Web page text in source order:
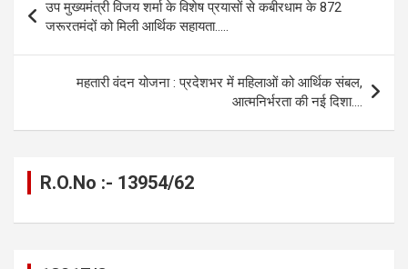
o
o
g
er
A
p
p
a
m
n
k
navigation
उप मुख्यमंत्री विजय शर्मा के विशेष प्रयासों से कबीरधाम के 872
जरूरतमंदों को मिली आर्थिक सहायता…..
महतारी वंदन योजना : प्रदेशभर में महिलाओं को आर्थिक संबल,
आत्मनिर्भरता की नई दिशा….
R.O.No :- 13954/62